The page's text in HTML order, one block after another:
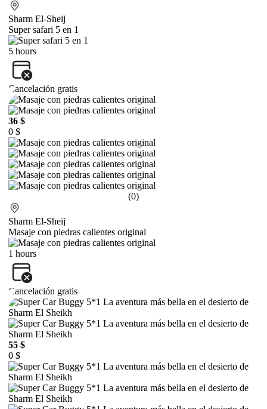
Sharm El-Sheij
Super safari 5 en 1
5 hours
Cancelación gratis
36 $
0 $
(0)
Sharm El-Sheij
Masaje con piedras calientes original
1 hours
Cancelación gratis
55 $
0 $